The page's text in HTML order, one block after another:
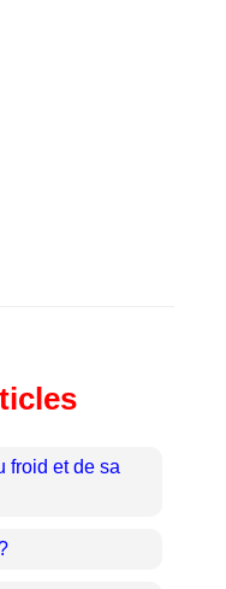
froid et de sa